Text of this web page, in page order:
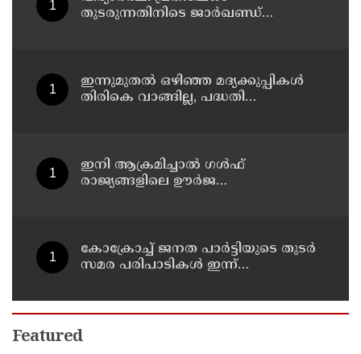
തുടരുന്നതിനിടെ ജാര്‍ഖണ്ഡ്
ഇന്നുമുതല്‍ ഒഴിഞ്ഞ മദ്യക്കുപ്പികള്‍
തിരികെ വാങ്ങില്ല, പദ്ധതി
ഇനി ആക്രമിച്ചാല്‍ ഗള്‍ഫ്
രാജ്യങ്ങളിലെ ഊര്‍ജ
കോക്രോച്ച് ജനത പാര്‍ട്ടിയുടെ തുടര്‍
സമര പരിപാടികള്‍ ഇന്ന്
Featured